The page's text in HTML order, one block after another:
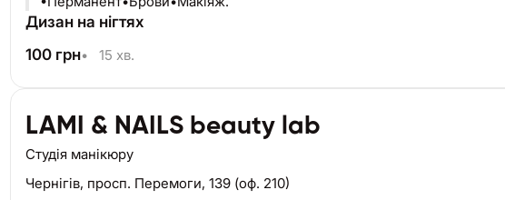
Дизан на нігтях
100 грн• 15 хв.
LAMI & NAILS beauty lab
Студія манікюру
Чернігів, просп. Перемоги, 139 (оф. 210)